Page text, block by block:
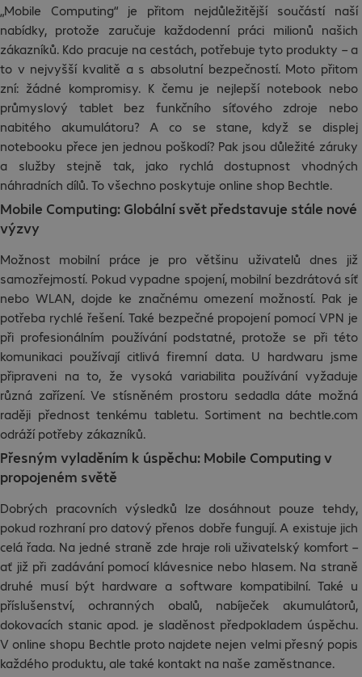
„Mobile Computing“ je přitom nejdůležitější součástí naší
nabídky, protože zaručuje každodenní práci milionů našich
zákazníků. Kdo pracuje na cestách, potřebuje tyto produkty – a
to v nejvyšší kvalitě a s absolutní bezpečností. Moto přitom
zní: žádné kompromisy. K čemu je nejlepší notebook nebo
průmyslový tablet bez funkčního síťového zdroje nebo
nabitého akumulátoru? A co se stane, když se displej
notebooku přece jen jednou poškodí? Pak jsou důležité záruky
a služby stejně tak, jako rychlá dostupnost vhodných
náhradních dílů. To všechno poskytuje online shop Bechtle.
Mobile Computing: Globální svět představuje stále nové
výzvy
Možnost mobilní práce je pro většinu uživatelů dnes již
samozřejmostí. Pokud vypadne spojení, mobilní bezdrátová síť
nebo WLAN, dojde ke značnému omezení možností. Pak je
potřeba rychlé řešení. Také bezpečné propojení pomocí VPN je
při profesionálním používání podstatné, protože se při této
komunikaci používají citlivá firemní data. U hardwaru jsme
připraveni na to, že vysoká variabilita používání vyžaduje
různá zařízení. Ve stísněném prostoru sedadla dáte možná
raději přednost tenkému tabletu. Sortiment na bechtle.com
odráží potřeby zákazníků.
Přesným vyladěním k úspěchu: Mobile Computing v
propojeném světě
Dobrých pracovních výsledků lze dosáhnout pouze tehdy,
pokud rozhraní pro datový přenos dobře fungují. A existuje jich
celá řada. Na jedné straně zde hraje roli uživatelský komfort –
ať již při zadávání pomocí klávesnice nebo hlasem. Na straně
druhé musí být hardware a software kompatibilní. Také u
příslušenství, ochranných obalů, nabíječek akumulátorů,
dokovacích stanic apod. je sladěnost předpokladem úspěchu.
V online shopu Bechtle proto najdete nejen velmi přesný popis
každého produktu, ale také kontakt na naše zaměstnance.